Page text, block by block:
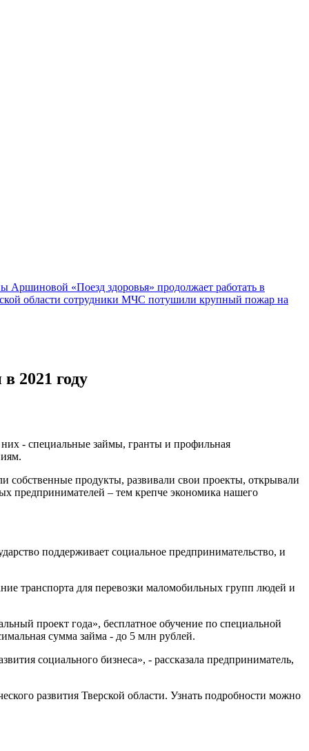
Аршиновой «Поезд здоровья» продолжает работать в
области сотрудники МЧС потушили крупный пожар на
2021 году
- специальные займы, гранты и профильная
собственные продукты, развивали свои проекты, открывали
предпринимателей – тем крепче экономика нашего
поддерживает социальное предпринимательство, и
транспорта для перевозки маломобильных групп людей и
проект года», бесплатное обучение по специальной
сумма займа - до 5 млн рублей.
социального бизнеса», - рассказала предприниматель,
развития Тверской области. Узнать подробности можно